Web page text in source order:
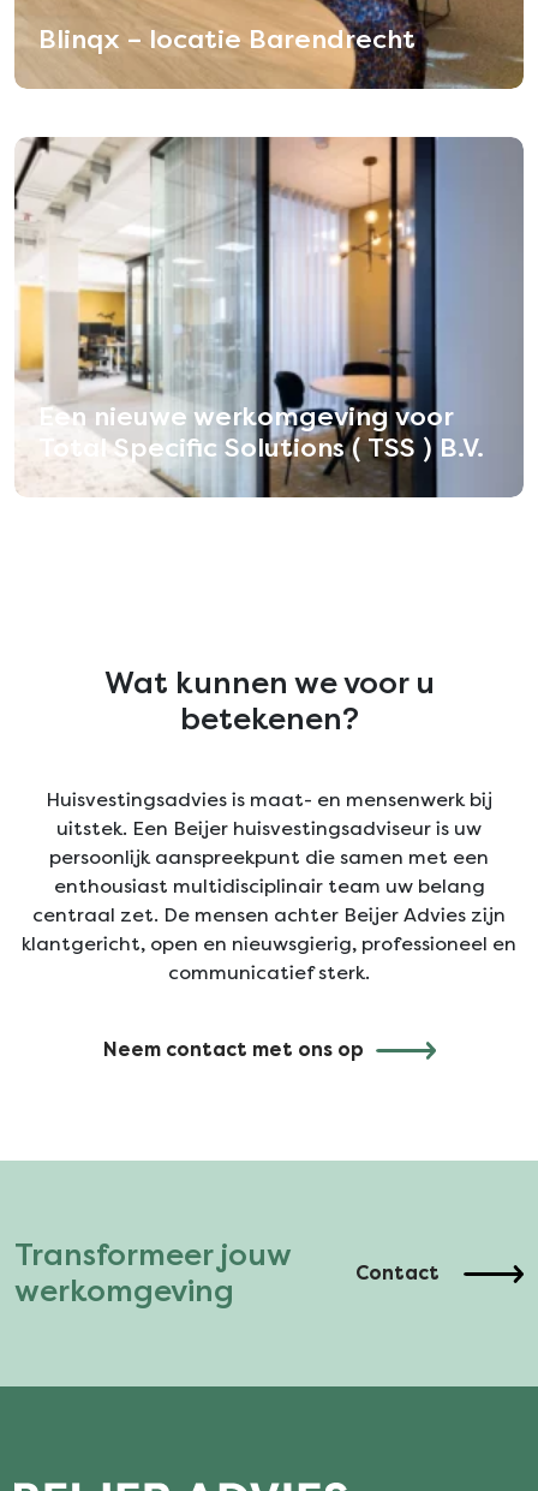
Blinqx – locatie Barendrecht
Een nieuwe werkomgeving voor
Total Specific Solutions ( TSS ) B.V.
Wat kunnen we voor u
betekenen?
Huisvestingsadvies is maat- en mensenwerk bij
uitstek. Een Beijer huisvestingsadviseur is uw
persoonlijk aanspreekpunt die samen met een
enthousiast multidisciplinair team uw belang
centraal zet. De mensen achter Beijer Advies zijn
klantgericht, open en nieuwsgierig, professioneel en
communicatief sterk.
Neem contact met ons op
Transformeer jouw
werkomgeving
Contact